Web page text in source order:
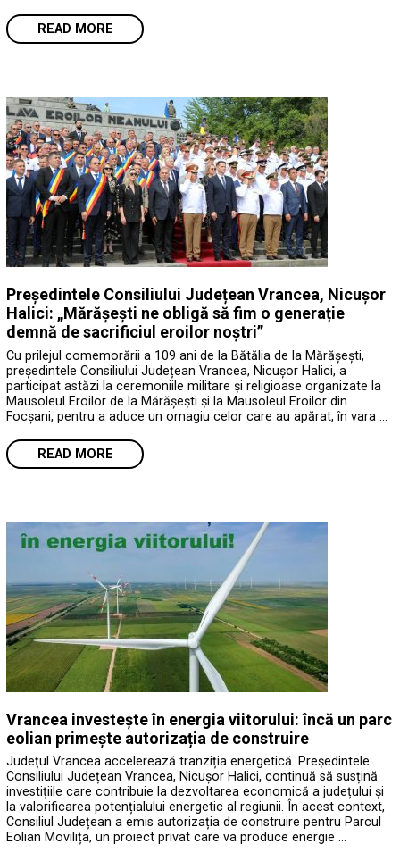
READ MORE
Președintele Consiliului Județean Vrancea, Nicușor
Halici: „Mărășești ne obligă să fim o generație
demnă de sacrificiul eroilor noștri”
Cu prilejul comemorării a 109 ani de la Bătălia de la Mărășești,
președintele Consiliului Județean Vrancea, Nicușor Halici, a
participat astăzi la ceremoniile militare și religioase organizate la
Mausoleul Eroilor de la Mărășești și la Mausoleul Eroilor din
Focșani, pentru a aduce un omagiu celor care au apărat, în vara …
READ MORE
Vrancea investește în energia viitorului: încă un parc
eolian primește autorizația de construire
Județul Vrancea accelerează tranziția energetică. Președintele
Consiliului Județean Vrancea, Nicușor Halici, continuă să susțină
investițiile care contribuie la dezvoltarea economică a județului și
la valorificarea potențialului energetic al regiunii. În acest context,
Consiliul Județean a emis autorizația de construire pentru Parcul
Eolian Movilița, un proiect privat care va produce energie …